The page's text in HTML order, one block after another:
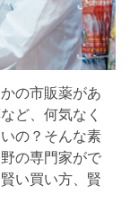
の市販薬があ
ど、何気なく
の？そんな素
の専門家がで
い買い方、賢